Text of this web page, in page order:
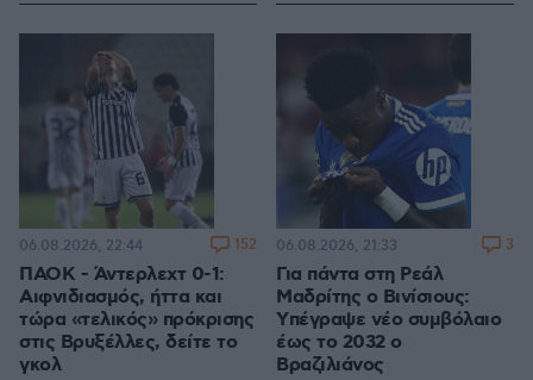
ΠΑΟΚ - Άντερλεχτ 0-1:
Αιφνιδιασμός, ήττα και
τώρα «τελικός» πρόκρισης
στις Βρυξέλλες, δείτε το
γκολ
06.08.2026, 22:44 152
Για πάντα στη Ρεάλ
Μαδρίτης ο Βινίσιους:
Yπέγραψε νέο συμβόλαιο
έως το 2032 ο
Βραζιλιάνος
06.08.2026, 21:33 3